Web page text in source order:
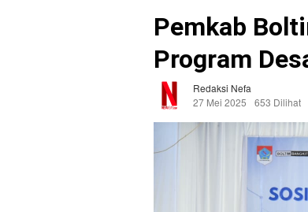
Pemkab
Program
Redaksi Nefa
27 Mei 2025
653 Dilihat